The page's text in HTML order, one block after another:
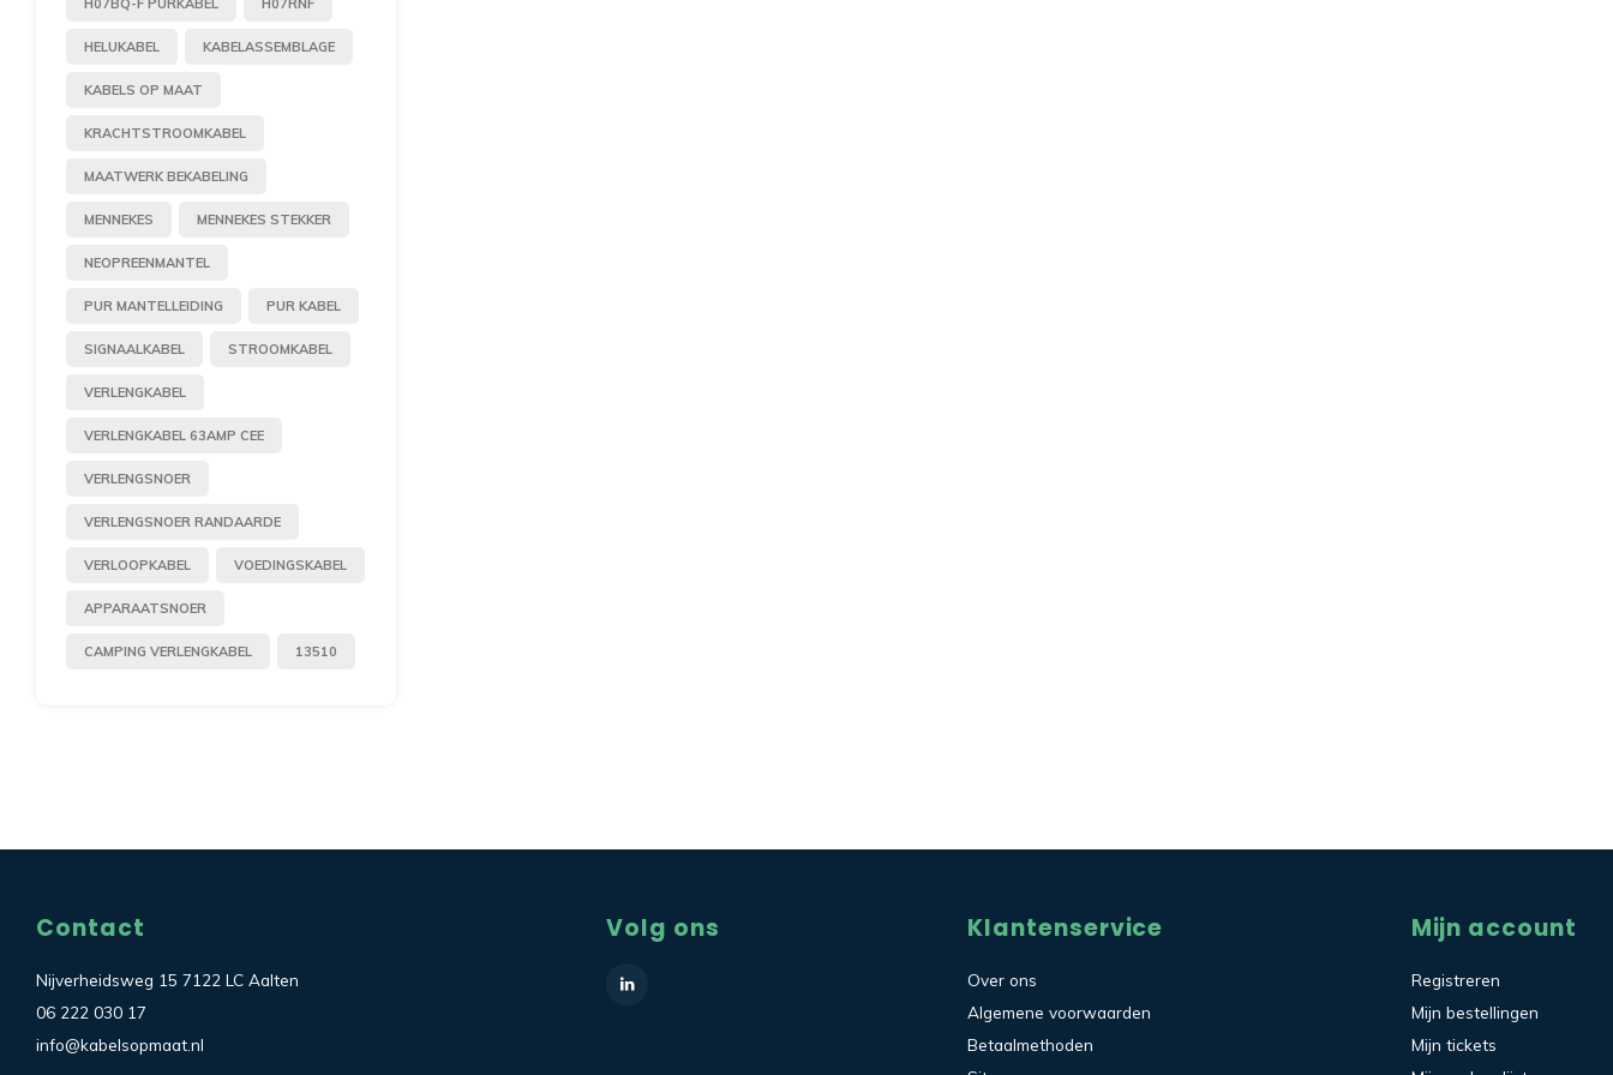
HELUKABEL KABELASSEMBLAGE
KABELS OP MAAT
KRACHTSTROOMKABEL
MAATWERK BEKABELING
MENNEKES MENNEKES STEKKER
NEOPREENMANTEL
PUR MANTELLEIDING PUR KABEL
SIGNAALKABEL STROOMKABEL
VERLENGKABEL
VERLENGKABEL 63AMP CEE
VERLENGSNOER
VERLENGSNOER RANDAARDE
VERLOOPKABEL VOEDINGSKABEL
APPARAATSNOER
CAMPING VERLENGKABEL 13510
Contact
Nijverheidsweg 15 7122 LC Aalten
06 222 030 17
info@kabelsopmaat.nl
Volg ons Klantenservice
Over ons
Algemene voorwaarden
Betaalmethoden
Mijn account
Registreren
Mijn bestellingen
Mijn tickets